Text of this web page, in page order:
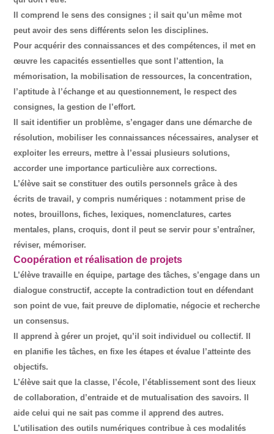
Il comprend le sens des consignes ; il sait qu’un même mot
peut avoir des sens différents selon les disciplines.
Pour acquérir des connaissances et des compétences, il met en
œuvre les capacités essentielles que sont l’attention, la
mémorisation, la mobilisation de ressources, la concentration,
l’aptitude à l’échange et au questionnement, le respect des
consignes, la gestion de l’effort.
Il sait identifier un problème, s’engager dans une démarche de
résolution, mobiliser les connaissances nécessaires, analyser et
exploiter les erreurs, mettre à l’essai plusieurs solutions,
accorder une importance particulière aux corrections.
L’élève sait se constituer des outils personnels grâce à des
écrits de travail, y compris numériques : notamment prise de
notes, brouillons, fiches, lexiques, nomenclatures, cartes
mentales, plans, croquis, dont il peut se servir pour s’entraîner,
réviser, mémoriser.
Coopération et réalisation de projets
L’élève travaille en équipe, partage des tâches, s’engage dans un
dialogue constructif, accepte la contradiction tout en défendant
son point de vue, fait preuve de diplomatie, négocie et recherche
un consensus.
Il apprend à gérer un projet, qu’il soit individuel ou collectif. Il
en planifie les tâches, en fixe les étapes et évalue l’atteinte des
objectifs.
L’élève sait que la classe, l’école, l’établissement sont des lieux
de collaboration, d’entraide et de mutualisation des savoirs. Il
aide celui qui ne sait pas comme il apprend des autres.
L’utilisation des outils numériques contribue à ces modalités